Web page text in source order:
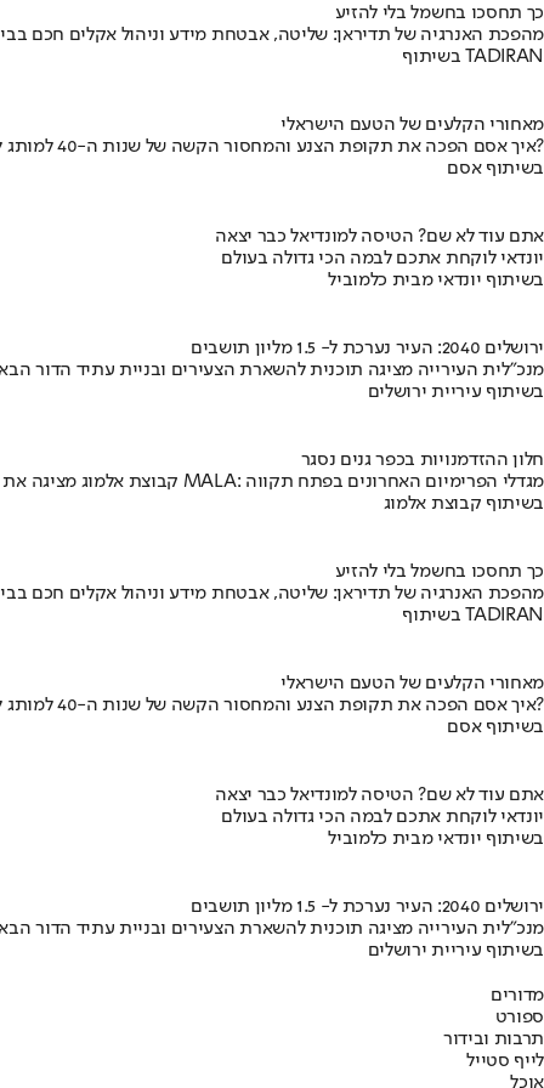
כך תחסכו בחשמל בלי להזיע
מהפכת האנרגיה של תדיראן: שליטה, אבטחת מידע וניהול אקלים חכם
בשיתוף TADIRAN
מאחורי הקלעים של הטעם הישראלי
איך אסם הפכה את תקופת הצנע והמחסור הקשה של שנות ה-40 למותג לאומי?
בשיתוף אסם
אתם עוד לא שם? הטיסה למונדיאל כבר יצאה
יונדאי לוקחת אתכם לבמה הכי גדולה בעולם
בשיתוף יונדאי מבית כלמוביל
ירושלים 2040: העיר נערכת ל- 1.5 מליון תושבים
מנכ"לית העירייה מציגה תוכנית להשארת הצעירים ובניית עתיד הדור
בשיתוף עיריית ירושלים
חלון ההזדמנויות בכפר גנים נסגר
קבוצת אלמוג מציגה את פרויקט MALA: מגדלי הפרימיום האחרונים בפתח תקווה
בשיתוף קבוצת אלמוג
כך תחסכו בחשמל בלי להזיע
מהפכת האנרגיה של תדיראן: שליטה, אבטחת מידע וניהול אקלים חכם
בשיתוף TADIRAN
מאחורי הקלעים של הטעם הישראלי
איך אסם הפכה את תקופת הצנע והמחסור הקשה של שנות ה-40 למותג לאומי?
בשיתוף אסם
אתם עוד לא שם? הטיסה למונדיאל כבר יצאה
יונדאי לוקחת אתכם לבמה הכי גדולה בעולם
בשיתוף יונדאי מבית כלמוביל
ירושלים 2040: העיר נערכת ל- 1.5 מליון תושבים
מנכ"לית העירייה מציגה תוכנית להשארת הצעירים ובניית עתיד הדור
בשיתוף עיריית ירושלים
מדורים
ספורט
תרבות ובידור
לייף סטייל
אוכל